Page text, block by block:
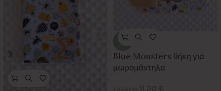
-20%
Blue Monsters θήκη για
μωρομάντηλα